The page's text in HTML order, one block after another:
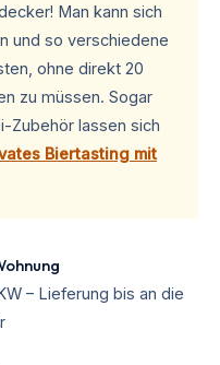
Man kann sich
und so verschiedene
ohne direkt 20
zu müssen. Sogar
Zubehör lassen sich
Biertasting mit